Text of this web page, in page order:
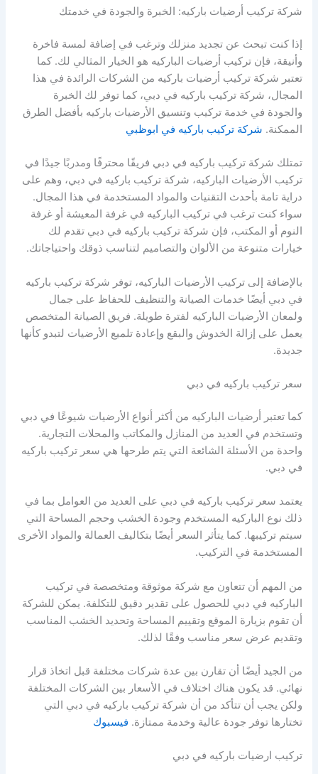
شركة تركيب أرضيات باركيه: الخبرة والجودة في خدمتك
إذا كنت تبحث عن تجديد منزلك وترغب في إضافة لمسة فاخرة
وأنيقة، فإن تركيب أرضيات الباركيه هو الخيار المثالي لك. كما
تعتبر شركة تركيب أرضيات باركيه من الشركات الرائدة في هذا
المجال، شركة تركيب باركيه في دبي، كما توفر لك الخبرة
والجودة في خدمة تركيب وتنسيق الأرضيات باركيه بأفضل الطرق
الممكنة. شركة تركيب باركيه في ابوظبي
تمتلك شركة تركيب باركيه في دبي فريقًا محترفًا ومدربًا جيدًا في
تركيب الأرضيات الباركيه، شركة تركيب باركيه في دبي، وهم على
دراية تامة بأحدث التقنيات والمواد المستخدمة في هذا المجال.
سواء كنت ترغب في تركيب الباركيه في غرفة المعيشة أو غرفة
النوم أو المكتب، فإن شركة تركيب باركيه في دبي تقدم لك
خيارات متنوعة من الألوان والتصاميم لتناسب ذوقك واحتياجاتك.
بالإضافة إلى تركيب الأرضيات الباركيه، توفر شركة تركيب باركيه
في دبي أيضًا خدمات الصيانة والتنظيف للحفاظ على جمال
ولمعان الأرضيات الباركيه لفترة طويلة. فريق الصيانة المتخصص
يعمل على إزالة الخدوش والبقع وإعادة تلميع الأرضيات لتبدو كأنها
جديدة.
سعر تركيب باركيه في دبي
كما تعتبر أرضيات الباركيه من أكثر أنواع الأرضيات شيوعًا في دبي
وتستخدم في العديد من المنازل والمكاتب والمحلات التجارية.
واحدة من الأسئلة الشائعة التي يتم طرحها هي سعر تركيب باركيه
في دبي.
يعتمد سعر تركيب باركيه في دبي على العديد من العوامل بما في
ذلك نوع الباركيه المستخدم وجودة الخشب وحجم المساحة التي
سيتم تركيبها. كما يتأثر السعر أيضًا بتكاليف العمالة والمواد الأخرى
المستخدمة في التركيب.
من المهم أن تتعاون مع شركة موثوقة ومتخصصة في تركيب
الباركيه في دبي للحصول على تقدير دقيق للتكلفة. يمكن للشركة
أن تقوم بزيارة الموقع وتقييم المساحة وتحديد الخشب المناسب
وتقديم عرض سعر مناسب وفقًا لذلك.
من الجيد أيضًا أن تقارن بين عدة شركات مختلفة قبل اتخاذ قرار
نهائي. قد يكون هناك اختلاف في الأسعار بين الشركات المختلفة
ولكن يجب أن تتأكد من أن شركة تركيب باركيه في دبي التي
تختارها توفر جودة عالية وخدمة ممتازة. فيسبوك
تركيب ارضيات باركيه في دبي